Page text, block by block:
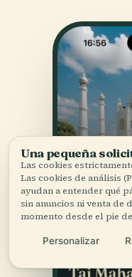
Una pequeña
Las cookies
Las cookies de análisis
ayudan a entender qué
sin anuncios ni venta de
momento desde el pie
Personalizar